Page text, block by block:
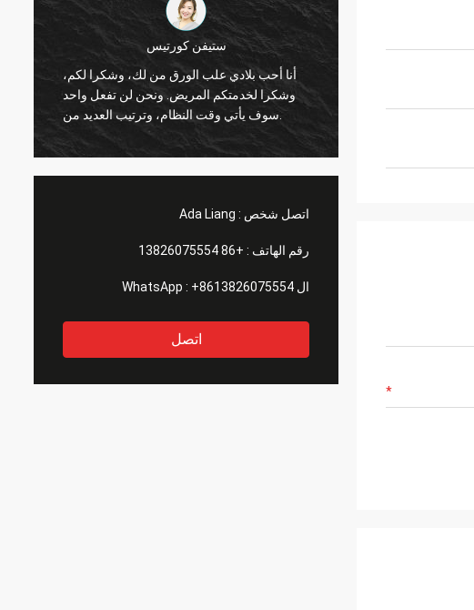
ليندا باري
رقائق يمكن جيد، ورقائق بلدي تبيع بشكل جيد
للغاية الآن. وسأطلعكم على اتصال.
اتصل شخص : Ada Liang
رقم الهاتف : +86 13826075554
ال WhatsApp : +8613826075554
اتصل